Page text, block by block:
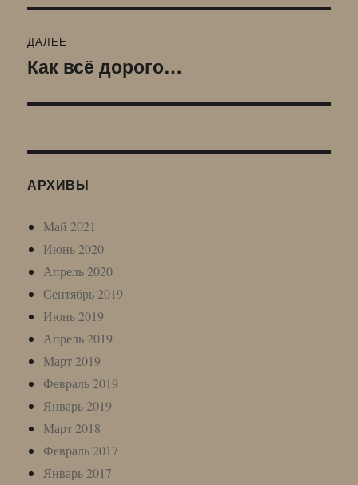
ДАЛЕЕ
Следующая
Как всё дорого…
АРХИВЫ
Май 2021
Июнь 2020
Апрель 2020
Сентябрь 2019
Июнь 2019
Апрель 2019
Март 2019
Февраль 2019
Январь 2019
Март 2018
Февраль 2017
Январь 2017